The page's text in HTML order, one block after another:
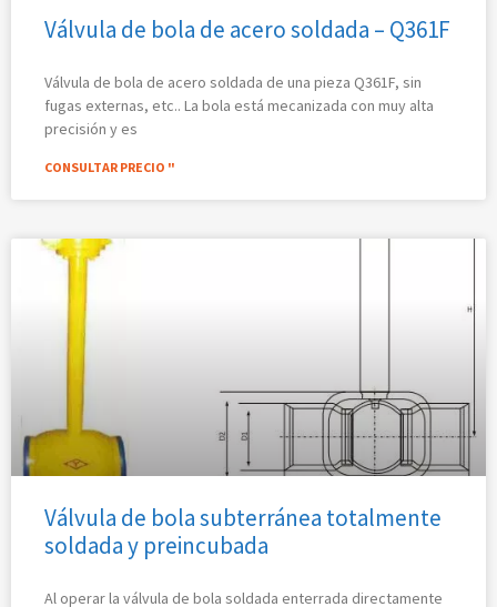
Válvula de bola de acero soldada – Q361F
Válvula de bola de acero soldada de una pieza Q361F, sin
fugas externas, etc.. La bola está mecanizada con muy alta
precisión y es
CONSULTAR PRECIO "
Válvula de bola subterránea totalmente
soldada y preincubada
Al operar la válvula de bola soldada enterrada directamente